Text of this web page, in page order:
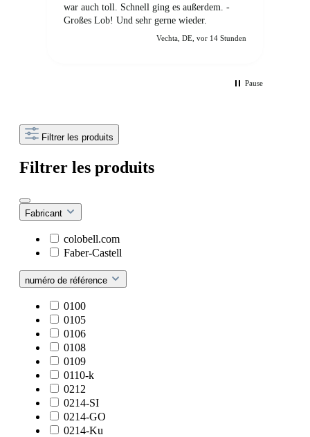
war auch toll. Schnell ging es außerdem. -
Großes Lob! Und sehr gerne wieder.
Vechta, DE, vor 14 Stunden
Pause
Filtrer les produits
Filtrer les produits
Fabricant
colobell.com
Faber-Castell
numéro de référence
0100
0105
0106
0108
0109
0110-k
0212
0214-SI
0214-GO
0214-Ku